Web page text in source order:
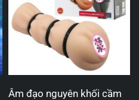
Âm đạo nguyên khối cầm